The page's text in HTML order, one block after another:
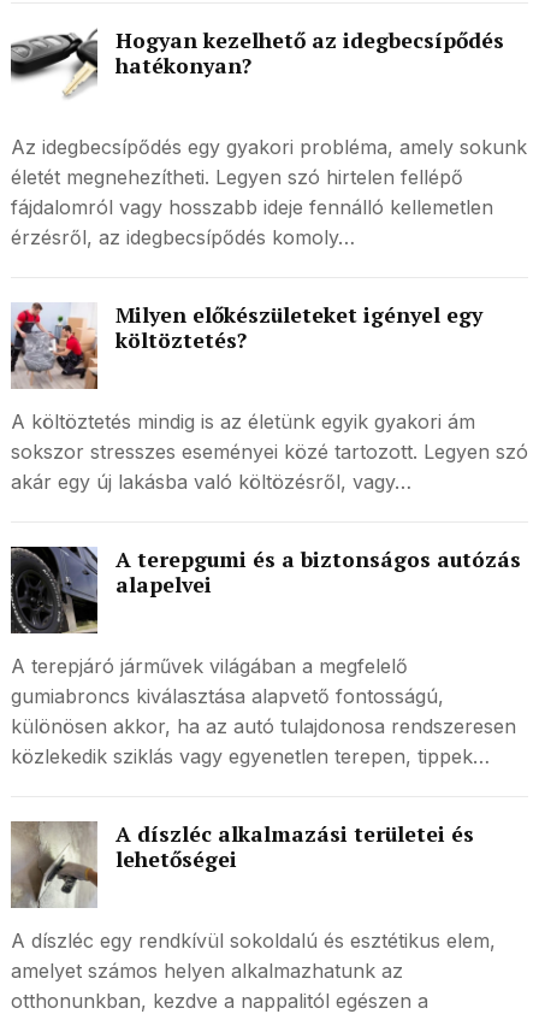
Hogyan kezelhető az idegbecsípődés
hatékonyan?
Az idegbecsípődés egy gyakori probléma, amely sokunk
életét megnehezítheti. Legyen szó hirtelen fellépő
fájdalomról vagy hosszabb ideje fennálló kellemetlen
érzésről, az idegbecsípődés komoly…
Milyen előkészületeket igényel egy
költöztetés?
A költöztetés mindig is az életünk egyik gyakori ám
sokszor stresszes eseményei közé tartozott. Legyen szó
akár egy új lakásba való költözésről, vagy…
A terepgumi és a biztonságos autózás
alapelvei
A terepjáró járművek világában a megfelelő
gumiabroncs kiválasztása alapvető fontosságú,
különösen akkor, ha az autó tulajdonosa rendszeresen
közlekedik sziklás vagy egyenetlen terepen, tippek…
A díszléc alkalmazási területei és
lehetőségei
A díszléc egy rendkívül sokoldalú és esztétikus elem,
amelyet számos helyen alkalmazhatunk az
otthonunkban, kezdve a nappalitól egészen a